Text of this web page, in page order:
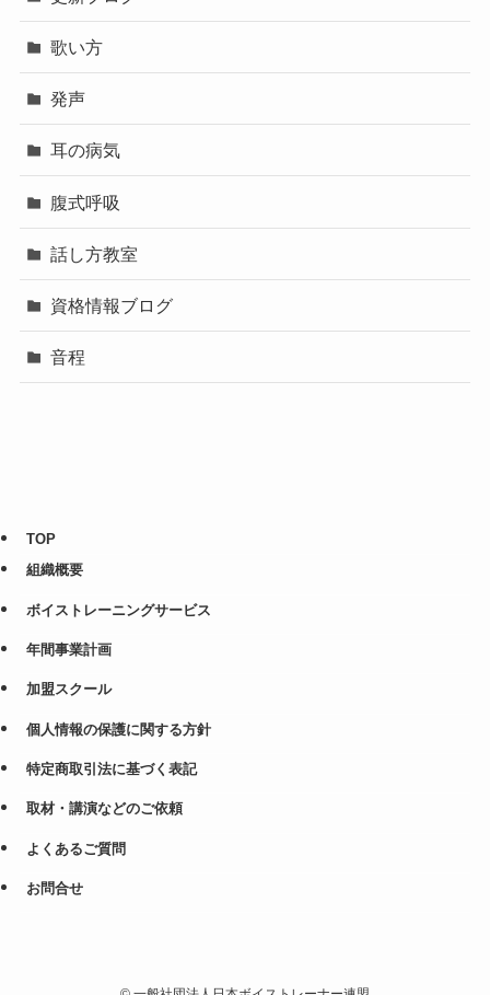
歌い方
発声
耳の病気
腹式呼吸
話し方教室
資格情報ブログ
音程
TOP
組織概要
ボイストレーニングサービス
年間事業計画
加盟スクール
個人情報の保護に関する方針
特定商取引法に基づく表記
取材・講演などのご依頼
よくあるご質問
お問合せ